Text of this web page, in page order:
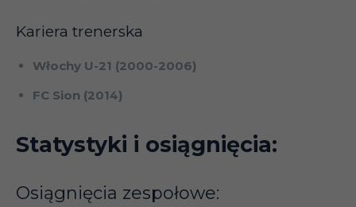
Kariera trenerska
Włochy U-21 (2000-2006)
FC Sion (2014)
Statystyki i osiągnięcia:
Osiągnięcia zespołowe: